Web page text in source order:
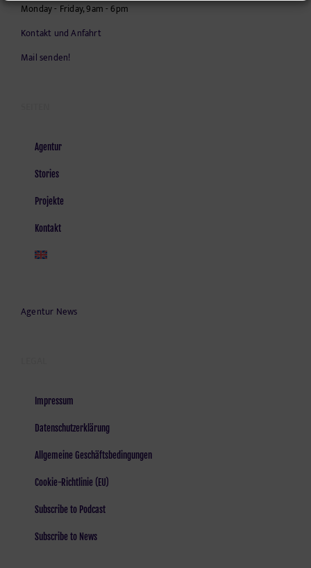
Monday - Friday, 9am - 6pm
Kontakt und Anfahrt
Mail senden!
Agentur
Stories
Projekte
Kontakt
Agentur News
Impressum
Datenschutzerklärung
Allgemeine Geschäftsbedingungen
Cookie-Richtlinie (EU)
Subscribe to Podcast
Subscribe to News